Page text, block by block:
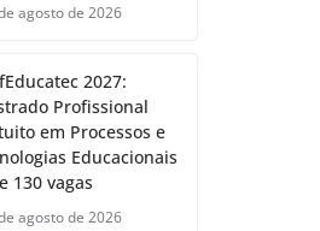
agosto de 2026
2027:
Profissional
em Processos e
Educacionais
130 vagas
agosto de 2026